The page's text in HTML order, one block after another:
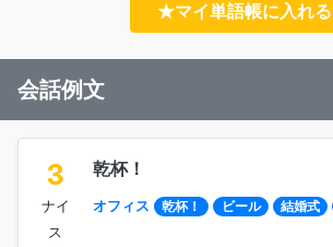
★マイ単語帳に入れる
会話例文
3
ナイ
ス
乾杯！
オフィス 乾杯！ ビール 結婚式